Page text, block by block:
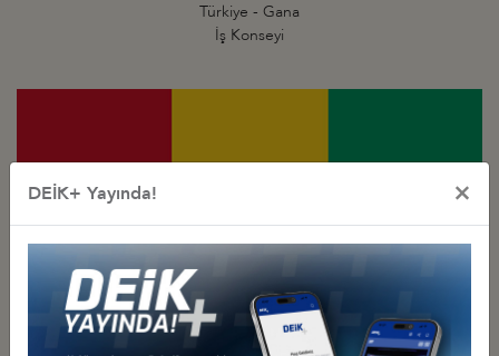
Türkiye - Gana
İş Konseyi
DEİK+ Yayında! ×